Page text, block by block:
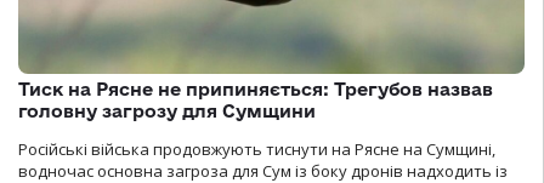
Тиск на Рясне не припиняється: Трегубов назвав
головну загрозу для Сумщини
Російські війська продовжують тиснути на Рясне на Сумщині,
водночас основна загроза для Сум із боку дронів надходить із